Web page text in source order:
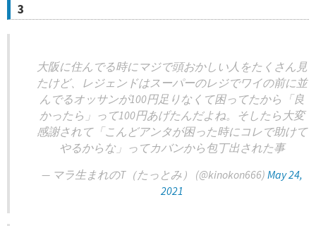
3
大阪に住んでる時にマジで頭おかしい人をたくさん見
たけど、レジェンドはスーパーのレジでワイの前に並
んでるオッサンが100円足りなくて困ってたから「良
かったら」って100円あげたんだよね。そしたら大変
感謝されて「こんどアンタが困った時にコレで助けて
やるからな」ってカバンから包丁出された事
— マラ生まれのT（たっとみ） (@kinokon666) May 24,
2021